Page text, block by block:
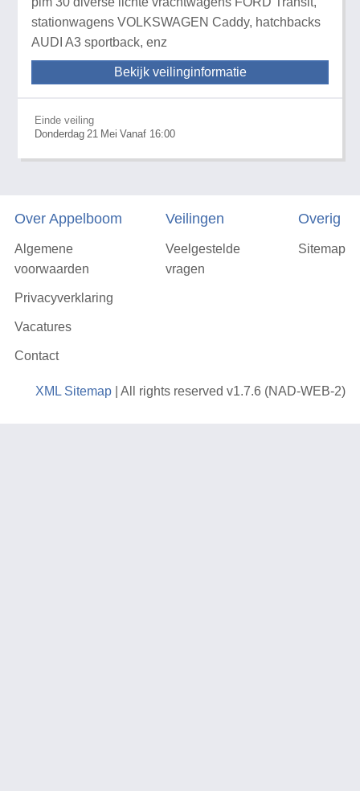
stationwagens VOLKSWAGEN Caddy, hatchbacks
AUDI A3 sportback, enz
Bekijk veilinginformatie
Einde veiling
Donderdag 21 Mei Vanaf 16:00
Over Appelboom
Algemene
voorwaarden
Privacyverklaring
Vacatures
Contact
Veilingen
Veelgestelde
vragen
Overig
Sitemap
XML Sitemap | All rights reserved v1.7.6 (NAD-WEB-2)